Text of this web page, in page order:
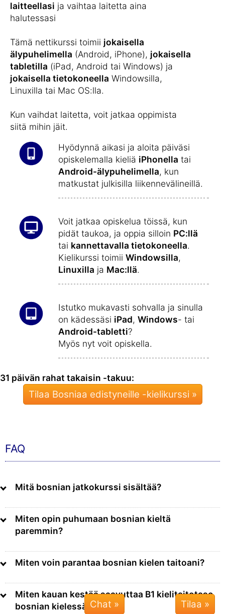
laitteellasi ja vaihtaa laitetta aina
halutessasi
Tämä nettikurssi toimii jokaisella
älypuhelimella (Android, iPhone), jokaisella
tabletilla (iPad, Android tai Windows) ja
jokaisella tietokoneella Windowsilla,
Linuxilla tai Mac OS:lla.
Kun vaihdat laitetta, voit jatkaa oppimista
siitä mihin jäit.
Hyödynnä aikasi ja aloita päiväsi
opiskelemalla kieliä iPhonella tai
Android-älypuhelimella, kun
matkustat julkisilla liikennevälineillä.
Voit jatkaa opiskelua töissä, kun
pidät taukoa, ja oppia silloin PC:llä
tai kannettavalla tietokoneella.
Kielikurssi toimii Windowsilla,
Linuxilla ja Mac:llä.
Istutko mukavasti sohvalla ja sinulla
on kädessäsi iPad, Windows- tai
Android-tabletti?
Myös nyt voit opiskella.
31 päivän rahat takaisin -takuu:
Tilaa Bosniaa edistyneille -kielikurssi »
FAQ
Mitä bosnian jatkokurssi sisältää?
Miten opin puhumaan bosnian kieltä
paremmin?
Miten voin parantaa bosnian kielen taitoani?
Miten kauan kestää saavuttaa B1 kielitaitotaso
bosnian kielessä?Chat »